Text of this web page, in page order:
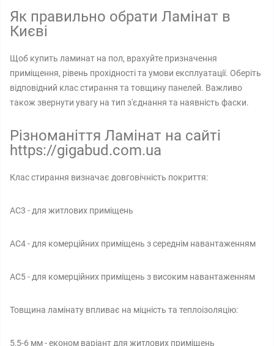
Як правильно обрати Ламінат в
Києві
Щоб купить ламинат на пол, врахуйте призначення
приміщення, рівень прохідності та умови експлуатації. Оберіть
відповідний клас стирання та товщину панелей. Важливо
також звернути увагу на тип з'єднання та наявність фаски.
Різноманіття Ламінат на сайті
https://gigabud.com.ua
Клас стирання визначає довговічність покриття:
AC3 - для житлових приміщень
AC4 - для комерційних приміщень з середнім навантаженням
AC5 - для комерційних приміщень з високим навантаженням
Товщина ламінату впливає на міцність та теплоізоляцію:
5,5-6 мм - економ варіант для житлових приміщень